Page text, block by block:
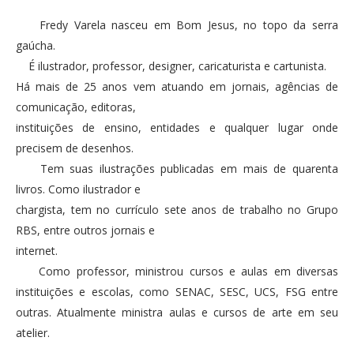
Fredy Varela nasceu em Bom Jesus, no topo da serra
gaúcha.
É ilustrador, professor, designer, caricaturista e cartunista.
Há mais de 25 anos vem atuando em jornais, agências de
comunicação, editoras,
instituições de ensino, entidades e qualquer lugar onde
precisem de desenhos.
Tem suas ilustrações publicadas em mais de quarenta
livros. Como ilustrador e
chargista, tem no currículo sete anos de trabalho no Grupo
RBS, entre outros jornais e
internet.
Como professor, ministrou cursos e aulas em diversas
instituições e escolas, como SENAC, SESC, UCS, FSG entre
outras. Atualmente ministra aulas e cursos de arte em seu
atelier.